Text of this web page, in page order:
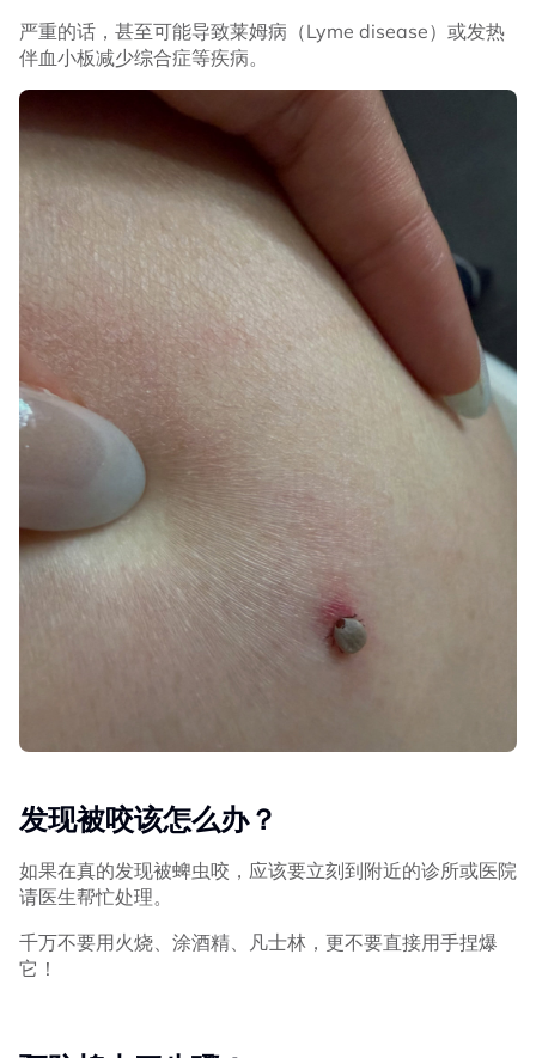
严重的话，甚至可能导致莱姆病（Lyme disease）或发热
伴血小板减少综合症等疾病。
发现被咬该怎么办？
如果在真的发现被蜱虫咬，应该要立刻到附近的诊所或医院
请医生帮忙处理。
千万不要用火烧、涂酒精、凡士林，更不要直接用手捏爆
它！